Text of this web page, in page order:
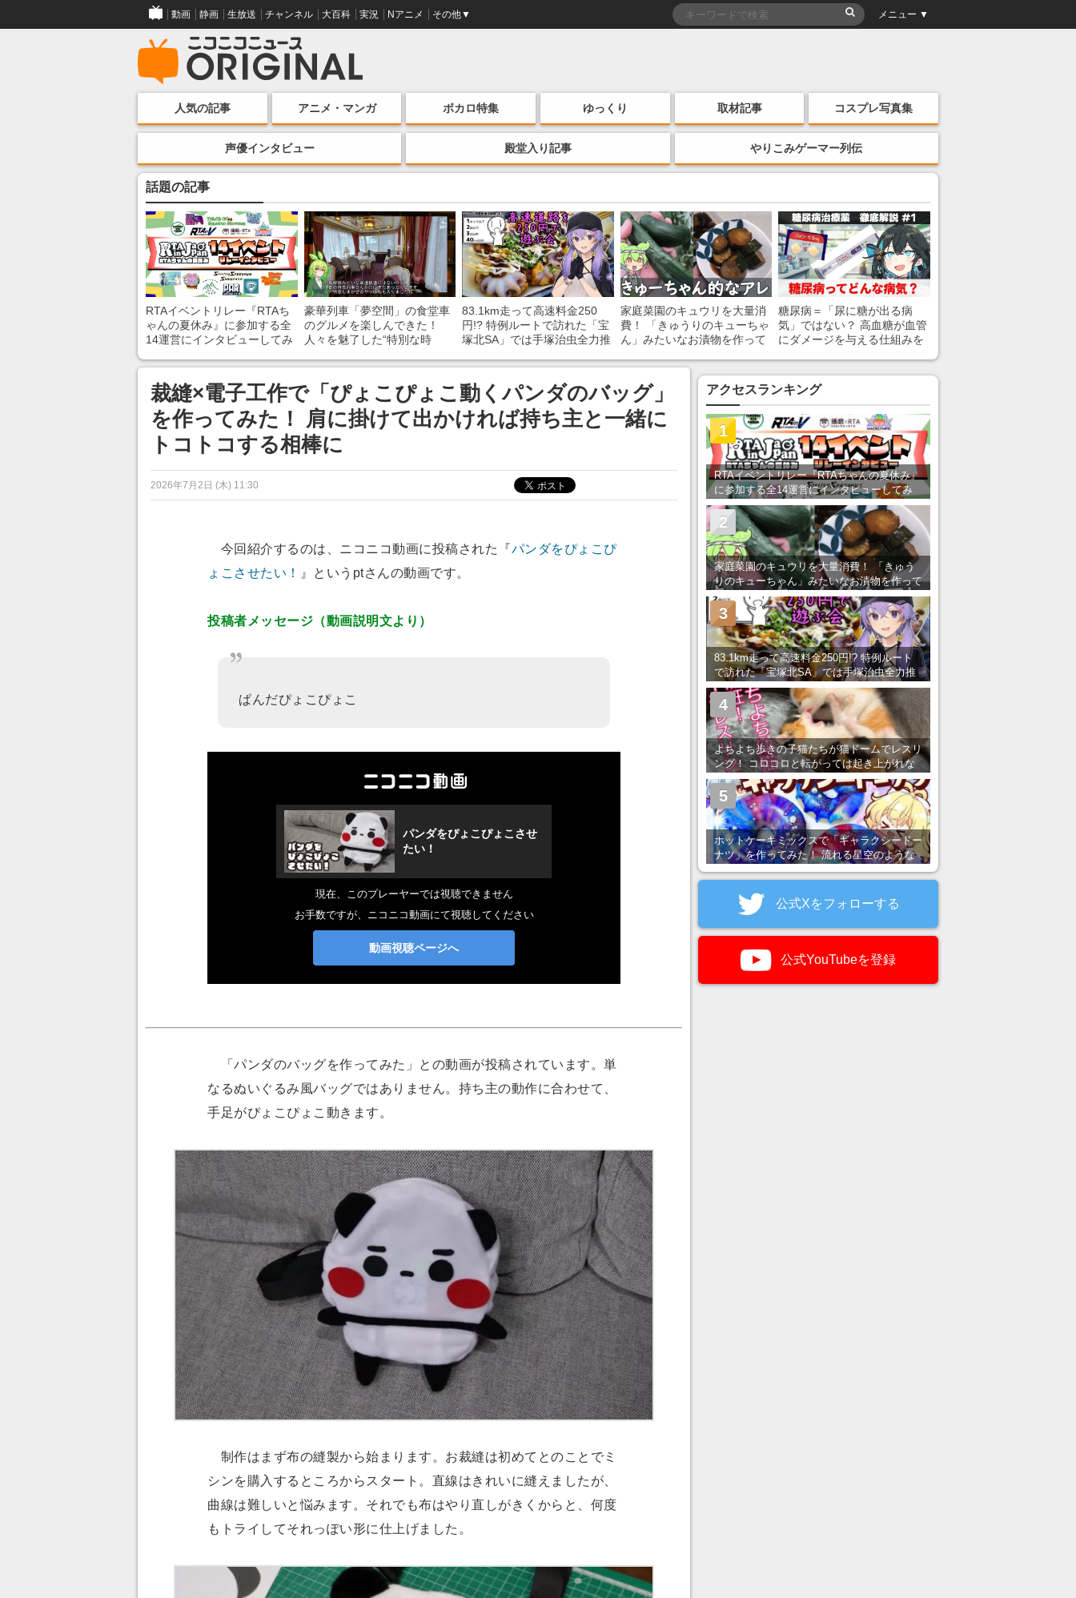
動画 静画 生放送 チャンネル 大百科 実況 Nアニメ その他▼ メニュー ▼
人気の記事 アニメ・マンガ ボカロ特集 ゆっくり 取材記事 コスプレ写真集
声優インタビュー 殿堂入り記事 やりこみゲーマー列伝
話題の記事
RTAイベントリレー『RTAち
ゃんの夏休み』に参加する全
14運営にインタビューしてみ
ンネルの貸し出しを利用し8/9
から1週間にわたって開催
豪華列車「夢空間」の食堂車
のグルメを楽しんできた！
人々を魅了した“特別な時
あ」「行ってみたい」の声
83.1km走って高速料金250
円!? 特例ルートで訪れた「宝
塚北SA」では手塚治虫全力推
家庭菜園のキュウリを大量消
費！ 「きゅうりのキューちゃ
ん」みたいなお漬物を作って
糖尿病＝「尿に糖が出る病
気」ではない？ 高血糖が血管
にダメージを与える仕組みを
裁縫×電子工作で「ぴょこぴょこ動くパンダのバッグ」
を作ってみた！ 肩に掛けて出かければ持ち主と一緒に
トコトコする相棒に
2026年7月2日 (木) 11:30
今回紹介するのは、ニコニコ動画に投稿された『パンダをぴょこぴ
ょこさせたい！
』というptさんの動画です。
投稿者メッセージ（動画説明文より）
ぱんだぴょこぴょこ
「パンダのバッグを作ってみた」との動画が投稿されています。単
なるぬいぐるみ風バッグではありません。持ち主の動作に合わせて、
手足がぴょこぴょこ動きます。
制作はまず布の縫製から始まります。お裁縫は初めてとのことでミ
シンを購入するところからスタート。直線はきれいに縫えましたが、
曲線は難しいと悩みます。それでも布はやり直しがきくからと、何度
もトライしてそれっぽい形に仕上げました。
アクセスランキング
RTAイベントリレー『RTAちゃんの夏休み』
に参加する全14運営にインタビューしてみ
た！ 「RTA in Japan」のチャンネルの貸し
出しを利用し8/9から1週間にわたって開催
1
家庭菜園のキュウリを大量消費！ 「きゅう
りのキューちゃん」みたいなお漬物を作って
みた
2
83.1km走って高速料金250円!? 特例ルート
で訪れた「宝塚北SA」では手塚治虫全力推
し＆関西グルメが楽しめる！
3
よちよち歩きの子猫たちが猫ドームでレスリ
ング！ コロコロと転がっては起き上がれな
い姿が可愛すぎる
4
ホットケーキミックスで「ギャラクシードー
ナツ」を作ってみた！ 流れる星空のような
5
公式Xをフォローする
公式YouTubeを登録